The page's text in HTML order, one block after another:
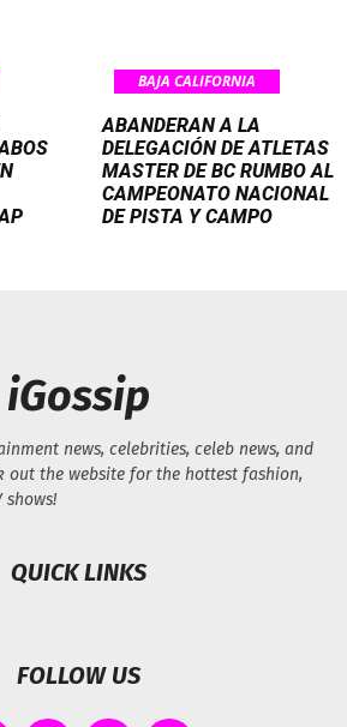
BAJA CALIFORNIA
ABANDERAN A LA
DELEGACIÓN DE ATLETAS
MASTER DE BC RUMBO AL
CAMPEONATO NACIONAL
DE PISTA Y CAMPO
iGossip
news, celebrities, celeb news, and
out the website for the hottest fashion,
shows!
QUICK LINKS
FOLLOW US